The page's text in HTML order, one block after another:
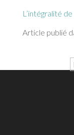
L’intégralité
Article publié